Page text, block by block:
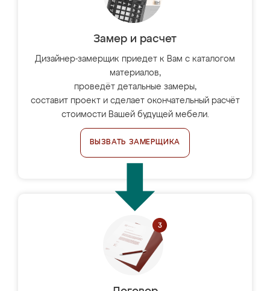
Замер и расчет
Дизайнер-замерщик приедет к Вам с каталогом
материалов,
проведёт детальные замеры,
составит проект и сделает окончательный расчёт
стоимости Вашей будущей мебели.
ВЫЗВАТЬ ЗАМЕРЩИКА